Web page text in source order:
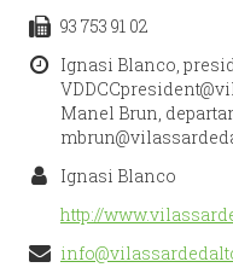
93 753 91 02
Ignasi Blanco,
Manel Brun,
Ignasi Blanco
http://